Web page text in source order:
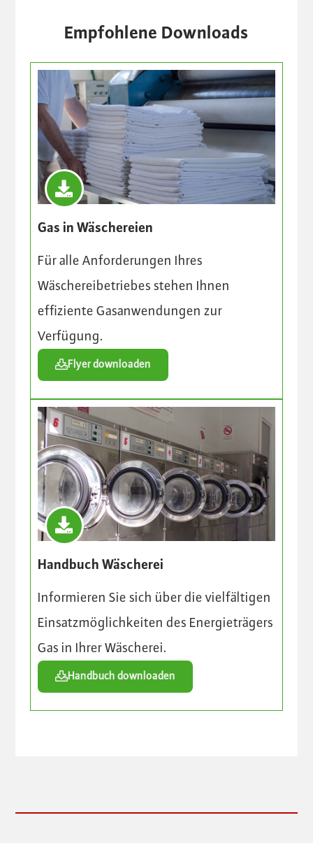
Empfohlene Downloads
Gas in Wäschereien
Für alle Anforderungen Ihres
Wäschereibetriebes stehen Ihnen
effiziente Gasanwendungen zur
Verfügung.
Flyer downloaden
Handbuch Wäscherei
Informieren Sie sich über die vielfältigen
Einsatzmöglichkeiten des Energieträgers
Gas in Ihrer Wäscherei.
Handbuch downloaden